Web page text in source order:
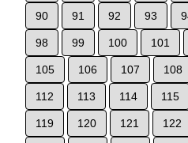
90 91 92 93
98 99 100 101
105 106 107 108
112 113 114 115
119 120 121 122